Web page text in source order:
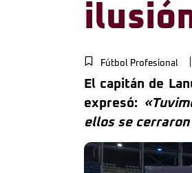
Fútbol Profesional
El capitán de
expresó:
ellos se